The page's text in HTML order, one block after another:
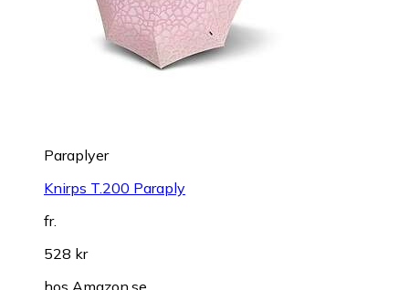
Paraplyer
Knirps T.200 Paraply
fr.
528 kr
hos Amazon.se